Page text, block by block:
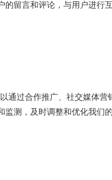
留言和评论，与用户进行
通过合作推广、社交媒体
监测，及时调整和优化我们